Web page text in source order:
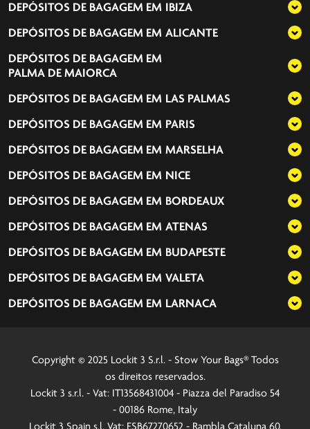
DEPÓSITOS DE BAGAGEM EM IBIZA
DEPÓSITOS DE BAGAGEM EM ALICANTE
DEPÓSITOS DE BAGAGEM EM
PALMA DE MAIORCA
DEPÓSITOS DE BAGAGEM EM LAS PALMAS
DEPÓSITOS DE BAGAGEM EM PARIS
DEPÓSITOS DE BAGAGEM EM MARSELHA
DEPÓSITOS DE BAGAGEM EM NICE
DEPÓSITOS DE BAGAGEM EM BORDEAUX
DEPÓSITOS DE BAGAGEM EM ATENAS
DEPÓSITOS DE BAGAGEM EM BUDAPESTE
DEPÓSITOS DE BAGAGEM EM VALETA
DEPÓSITOS DE BAGAGEM EM LARNACA
Copyright © 2025 Lockit 3 S.r.l. - Stow Your Bags® Todos
os direitos reservados.
Lockit 3 s.r.l. - Vat: IT13568431004 - Piazza del Paradiso 54
- 00186 Rome, Italy
Lockit 3 Spain s.l. Vat: ESB67270652 - Rambla Cataluna 60,